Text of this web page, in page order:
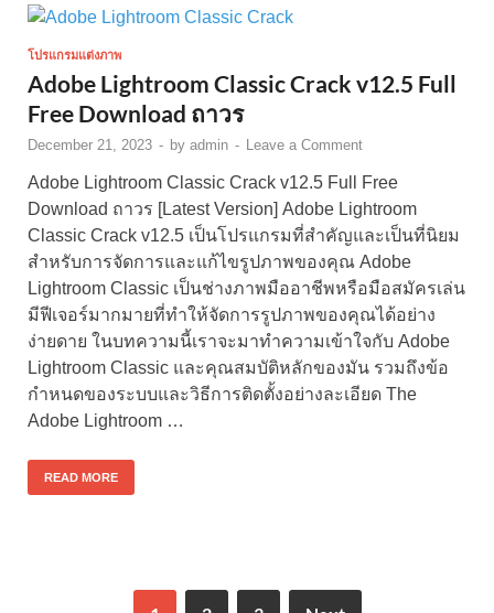
โปรแกรมแต่งภาพ
Adobe Lightroom Classic Crack v12.5 Full
Free Download ถาวร
December 21, 2023 - by admin - Leave a Comment
Adobe Lightroom Classic Crack v12.5 Full Free
Download ถาวร [Latest Version] Adobe Lightroom
Classic Crack v12.5 เป็นโปรแกรมที่สำคัญและเป็นที่นิยม
สำหรับการจัดการและแก้ไขรูปภาพของคุณ Adobe
Lightroom Classic เป็นช่างภาพมืออาชีพหรือมือสมัครเล่น
มีฟีเจอร์มากมายที่ทำให้จัดการรูปภาพของคุณได้อย่าง
ง่ายดาย ในบทความนี้เราจะมาทำความเข้าใจกับ Adobe
Lightroom Classic และคุณสมบัติหลักของมัน รวมถึงข้อ
กำหนดของระบบและวิธีการติดตั้งอย่างละเอียด The
Adobe Lightroom …
READ MORE